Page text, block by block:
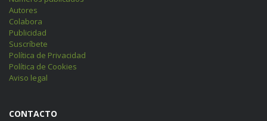
Autores
Colabora
Publicidad
Suscríbete
Política de Privacidad
Política de Cookies
Aviso legal
CONTACTO